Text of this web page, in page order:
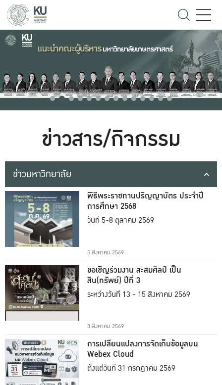
ข่าวสาร/กิจกรรม
ข่าวมหาวิทยาลัย
พิธีพระราชทานปริญญาบัตร ประจำปี
การศึกษา 2568
วันที่ 5-8 ตุลาคม 2569
5 สิงหาคม 2569
ขอเชิญร่วมงาน สะสมศิลป์ เป็น
สิน(ทรัพย์) ปีที่ 3
ระหว่างวันที่ 13 - 15 สิงหาคม 2569
3 สิงหาคม 2569
การเปลี่ยนแปลงการจัดเก็บข้อมูลบน
Webex Cloud
ตั้งแต่วันที่ 31 กรกฎาคม 2569